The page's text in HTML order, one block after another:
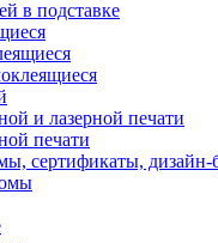
в подставке
и лазерной печати
печати
сертификаты, дизайн-